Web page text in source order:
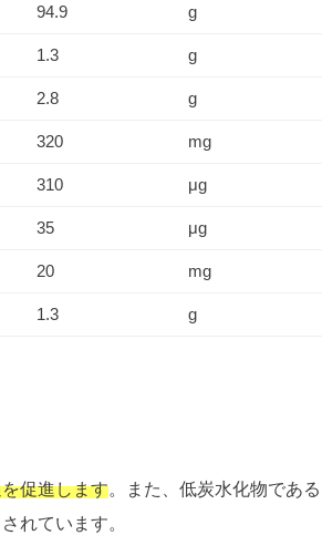
94.9 g
1.3 g
2.8 g
320 mg
310 μg
35 μg
20 mg
1.3 g
促進します。
また、低炭水化物である
れています。